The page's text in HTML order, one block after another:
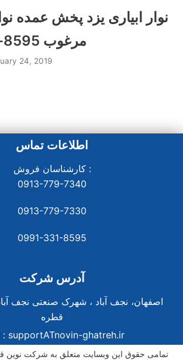
نوار ابیاری یزد پخش عمده
مرغوب 8595-331-0913
24, 2019
اطلاعات تماس
کارشناسان فروش :
0913-779-7340
0913-779-7330
0991-331-8595
آدرس شرکت
اصفهان، نجف آباد ، شهرک صنعتی نجف
قطره
ایمیل : supportATnovin-ghatreh.ir
تمامی حقوق این وبسایت متعلق به شرکت نوین